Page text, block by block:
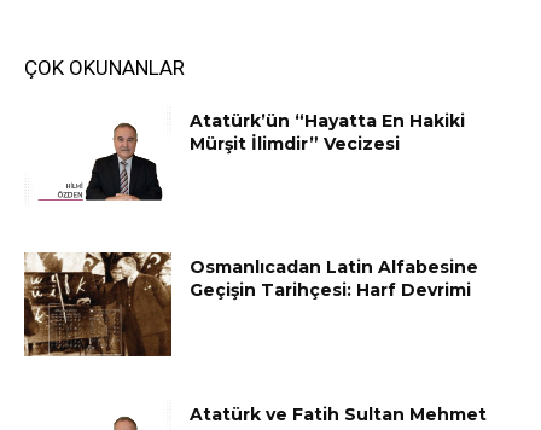
ÇOK OKUNANLAR
Atatürk’ün “Hayatta En Hakiki
Mürşit İlimdir” Vecizesi
Osmanlıcadan Latin Alfabesine
Geçişin Tarihçesi: Harf Devrimi
Atatürk ve Fatih Sultan Mehmet